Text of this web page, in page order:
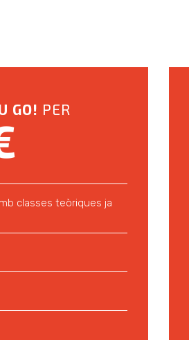
GO! PER
classes teòriques ja